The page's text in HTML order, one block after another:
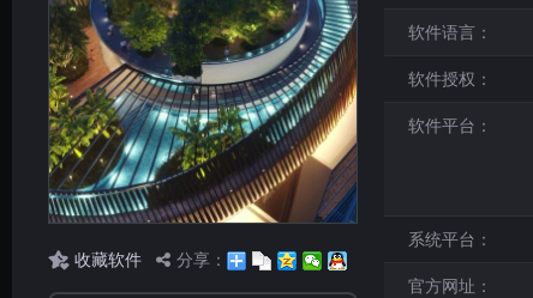
收藏软件 分享：
软件语言：
软件授权：
软件平台：
系统平台：
官方网址：